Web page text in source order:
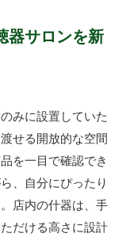
器サロンを新
みに設置していた
せる開放的な空間
を一目で確認でき
、自分にぴったり
店内の什器は、手
だける高さに設計